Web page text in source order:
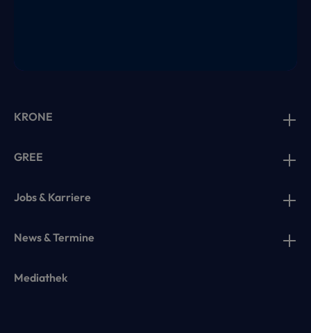
KRONE
GREE
Jobs & Karriere
News & Termine
Mediathek